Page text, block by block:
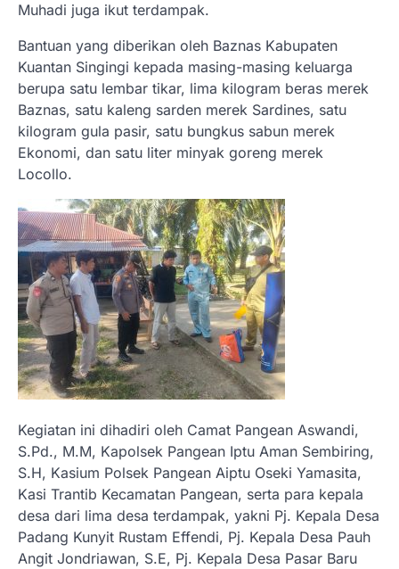
Muhadi juga ikut terdampak.
Bantuan yang diberikan oleh Baznas Kabupaten
Kuantan Singingi kepada masing-masing keluarga
berupa satu lembar tikar, lima kilogram beras merek
Baznas, satu kaleng sarden merek Sardines, satu
kilogram gula pasir, satu bungkus sabun merek
Ekonomi, dan satu liter minyak goreng merek
Locollo.
Kegiatan ini dihadiri oleh Camat Pangean Aswandi,
S.Pd., M.M, Kapolsek Pangean Iptu Aman Sembiring,
S.H, Kasium Polsek Pangean Aiptu Oseki Yamasita,
Kasi Trantib Kecamatan Pangean, serta para kepala
desa dari lima desa terdampak, yakni Pj. Kepala Desa
Padang Kunyit Rustam Effendi, Pj. Kepala Desa Pauh
Angit Jondriawan, S.E, Pj. Kepala Desa Pasar Baru